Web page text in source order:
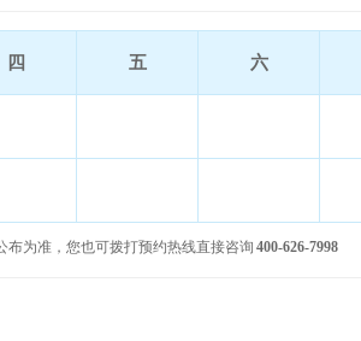
四 五 六
为准，您也可拨打预约热线直接咨询 400-626-7998